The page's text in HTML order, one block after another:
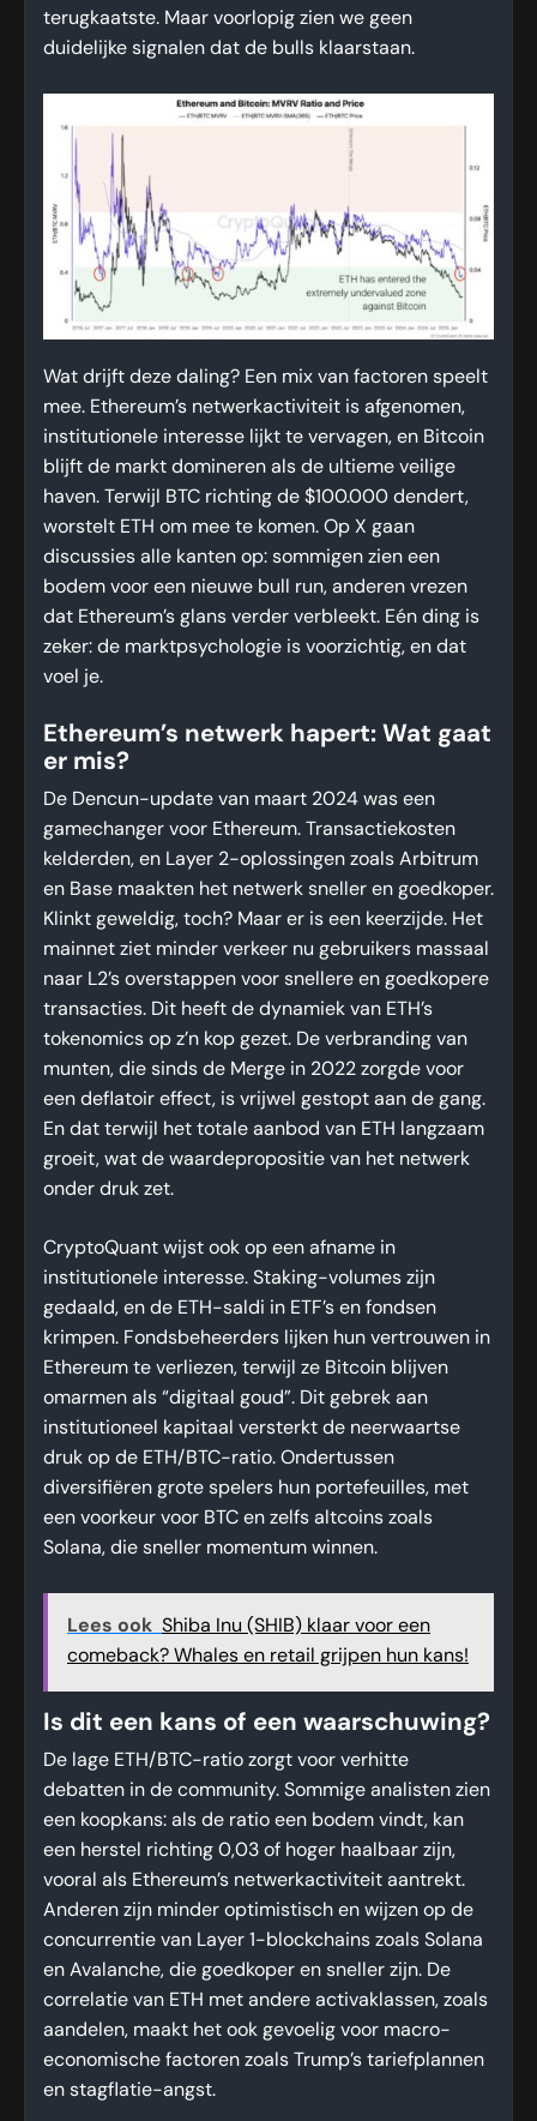
terugkaatste. Maar voorlopig zien we geen
duidelijke signalen dat de bulls klaarstaan.
Wat drijft deze daling? Een mix van factoren speelt
mee. Ethereum’s netwerkactiviteit is afgenomen,
institutionele interesse lijkt te vervagen, en Bitcoin
blijft de markt domineren als de ultieme veilige
haven. Terwijl BTC richting de $100.000 dendert,
worstelt ETH om mee te komen. Op X gaan
discussies alle kanten op: sommigen zien een
bodem voor een nieuwe bull run, anderen vrezen
dat Ethereum’s glans verder verbleekt. Eén ding is
zeker: de marktpsychologie is voorzichtig, en dat
voel je.
Ethereum’s netwerk hapert: Wat gaat
er mis?
De Dencun-update van maart 2024 was een
gamechanger voor Ethereum. Transactiekosten
kelderden, en Layer 2-oplossingen zoals Arbitrum
en Base maakten het netwerk sneller en goedkoper.
Klinkt geweldig, toch? Maar er is een keerzijde. Het
mainnet ziet minder verkeer nu gebruikers massaal
naar L2’s overstappen voor snellere en goedkopere
transacties. Dit heeft de dynamiek van ETH’s
tokenomics op z’n kop gezet. De verbranding van
munten, die sinds de Merge in 2022 zorgde voor
een deflatoir effect, is vrijwel gestopt⁠ aan de gang.
En dat terwijl het totale aanbod van ETH langzaam
groeit, wat de waardepropositie van het netwerk
onder druk zet.
CryptoQuant wijst ook op een afname in
institutionele interesse. Staking-volumes zijn
gedaald, en de ETH-saldi in ETF’s en fondsen
krimpen. Fondsbeheerders lijken hun vertrouwen in
Ethereum te verliezen, terwijl ze Bitcoin blijven
omarmen als “digitaal goud”. Dit gebrek aan
institutioneel kapitaal versterkt de neerwaartse
druk op de ETH/BTC-ratio. Ondertussen
diversifiëren grote spelers hun portefeuilles, met
een voorkeur voor BTC en zelfs altcoins zoals
Solana, die sneller momentum winnen.
Lees ook Shiba Inu (SHIB) klaar voor een
comeback? Whales en retail grijpen hun kans!
Is dit een kans of een waarschuwing?
De lage ETH/BTC-ratio zorgt voor verhitte
debatten in de community. Sommige analisten zien
een koopkans: als de ratio een bodem vindt, kan
een herstel richting 0,03 of hoger haalbaar zijn,
vooral als Ethereum’s netwerkactiviteit aantrekt.
Anderen zijn minder optimistisch en wijzen op de
concurrentie van Layer 1-blockchains zoals Solana
en Avalanche, die goedkoper en sneller zijn. De
correlatie van ETH met andere activaklassen, zoals
aandelen, maakt het ook gevoelig voor macro-
economische factoren zoals Trump’s tariefplannen
en stagflatie-angst.